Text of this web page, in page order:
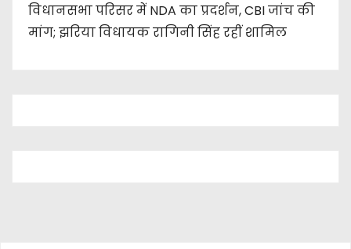
विधानसभा परिसर में NDA का प्रदर्शन, CBI जांच की
मांग; झरिया विधायक रागिनी सिंह रहीं शामिल